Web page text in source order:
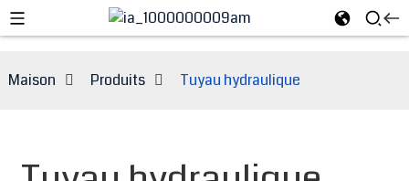
Maison Produits Tuyau hydraulique